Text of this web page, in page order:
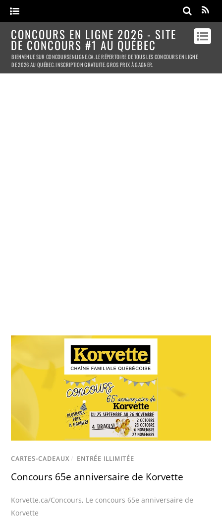
CONCOURS EN LIGNE 2026 - SITE
DE CONCOURS #1 AU QUÉBEC
BIENVENUE SUR CONCOURSENLIGNE.CA. LE RÉPERTOIRE DE TOUS LES CONCOURS EN LIGNE
DE 2026 AU QUÉBEC. INSCRIPTION GRATUITE. GROS PRIX À GAGNER.
CARTES-CADEAUX / ENTRÉE ILLIMITÉE
Concours 65e anniversaire de Korvette
Korvette.ca/Concours, Le concours 65e anniversaire de
Korvette